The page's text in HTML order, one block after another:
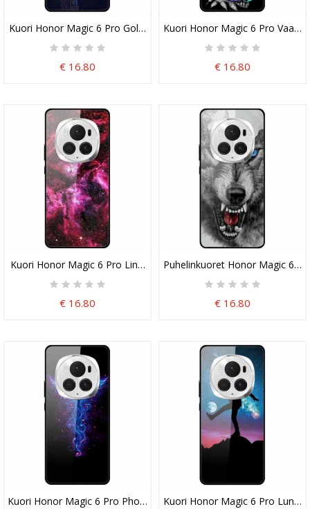
Kuori Honor Magic 6 Pro Golden Fruit Tempered Glass
€ 16.80
Kuori Honor Magic 6 Pro
€ 16.80
Kuori Honor Magic 6 Pro Linnunradan Karkaistu Lasi
€ 16.80
Puhelinkuoret Honor Magic 6
€ 16.80
Kuori Honor Magic 6 Pro Phoenix Blue Karkaistu Lasi
Kuori Honor Magic 6 Pro Lunar